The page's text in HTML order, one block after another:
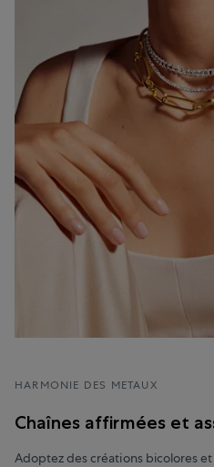
HARMONIE DES METAUX
Chaînes affirmées et
Adoptez des créations bicolores